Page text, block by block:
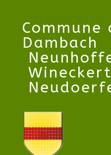
Commune
Dambach